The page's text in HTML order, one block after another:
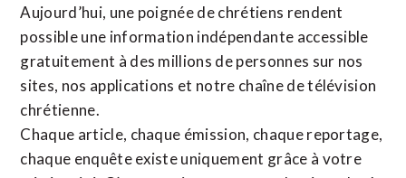
Aujourd’hui, une poignée de chrétiens rendent
possible une information indépendante accessible
gratuitement à des millions de personnes sur nos
sites, nos applications et notre chaîne de télévision
chrétienne.
Chaque article, chaque émission, chaque reportage,
chaque enquête existe uniquement grâce à votre